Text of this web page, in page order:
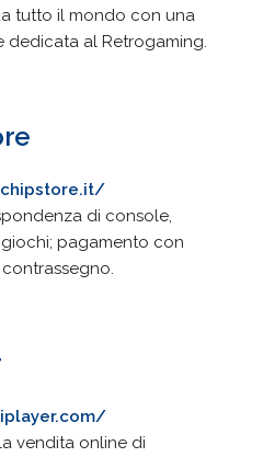
tutto il mondo con una
dedicata al Retrogaming.
di console,
pagamento con
vendita online di